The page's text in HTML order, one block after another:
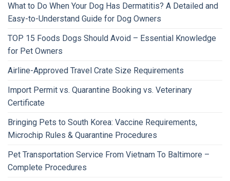
What to Do When Your Dog Has Dermatitis? A Detailed and
Easy-to-Understand Guide for Dog Owners
TOP 15 Foods Dogs Should Avoid – Essential Knowledge
for Pet Owners
Airline-Approved Travel Crate Size Requirements
Import Permit vs. Quarantine Booking vs. Veterinary
Certificate
Bringing Pets to South Korea: Vaccine Requirements,
Microchip Rules & Quarantine Procedures
Pet Transportation Service From Vietnam To Baltimore –
Complete Procedures